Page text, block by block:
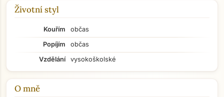
Životní styl
Kouřím
občas
Popíjím
občas
Vzdělání
vysokoškolské
O mně